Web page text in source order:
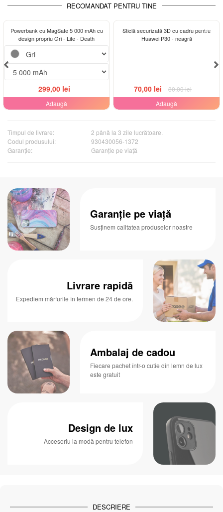
RECOMANDAT PENTRU TINE
Powerbank cu MagSafe 5 000 mAh cu
design propriu Gri - Life - Death
299,00 lei
Adaugă
-13%
Sticlă securizată 3D cu cadru pentru
Huawei P30 - neagră
70,00 lei
80,00 lei
Adaugă
Timpul de livrare:
2 până la 3 zile lucrătoare.
Codul produsului:
930430056-1372
Garanţie:
Garanție pe viață
Garanție pe viață
Susținem calitatea produselor noastre
Livrare rapidă
Expediem mărfurile în termen de 24 de ore.
Ambalaj de cadou
Fiecare pachet într-o cutie din lemn de lux
este gratuit
Design de lux
Accesoriu la modă pentru telefon
DESCRIERE